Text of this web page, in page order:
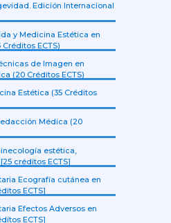
Edición Internacional
y Medicina Estética en
ECTS)
de Imagen en
(20 Créditos ECTS)
Estética (35 Créditos
Médica (20
estética,
créditos ECTS]
Ecografía cutánea en
ECTS]
Efectos Adversos en
ECTS]